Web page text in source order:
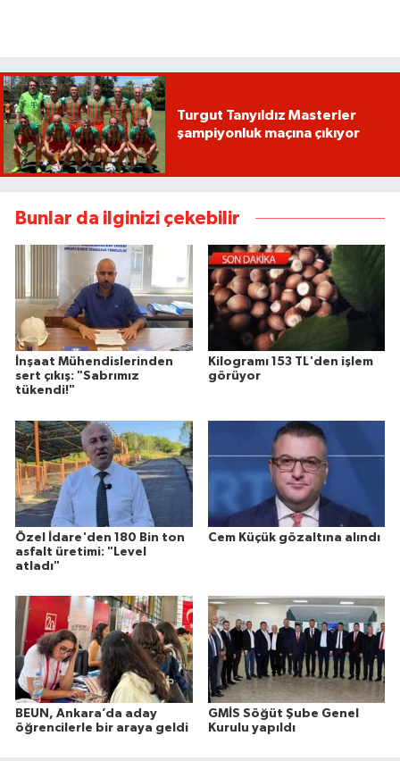
Turgut Tanyıldız Masterler
şampiyonluk maçına çıkıyor
Bunlar da ilginizi çekebilir
İnşaat Mühendislerinden
sert çıkış: "Sabrımız
tükendi!"
Kilogramı 153 TL'den işlem
görüyor
Özel İdare'den 180 Bin ton
asfalt üretimi: "Level
atladı"
Cem Küçük gözaltına alındı
BEUN, Ankara’da aday
öğrencilerle bir araya geldi
GMİS Söğüt Şube Genel
Kurulu yapıldı